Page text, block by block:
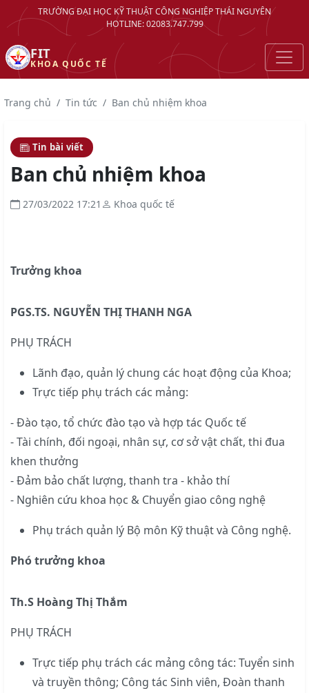
TRƯỜNG ĐẠI HỌC KỸ THUẬT CÔNG NGHIỆP THÁI NGUYÊN
HOTLINE: 02083.747.799
FIT
KHOA QUỐC TẾ
Trang chủ Tin tức Ban chủ nhiệm khoa
Tin bài viết
Ban chủ nhiệm khoa
27/03/2022 17:21 Khoa quốc tế
Trưởng khoa
PGS.TS. NGUYỄN THỊ THANH NGA
PHỤ TRÁCH
Lãnh đạo, quản lý chung các hoạt động của Khoa;
Trực tiếp phụ trách các mảng:
- Đào tạo, tổ chức đào tạo và hợp tác Quốc tế
- Tài chính, đối ngoại, nhân sự, cơ sở vật chất, thi đua
khen thưởng
- Đảm bảo chất lượng, thanh tra - khảo thí
- Nghiên cứu khoa học & Chuyển giao công nghệ
Phụ trách quản lý Bộ môn Kỹ thuật và Công nghệ.
Phó trưởng khoa
Th.S Hoàng Thị Thắm
PHỤ TRÁCH
Trực tiếp phụ trách các mảng công tác: Tuyển sinh
và truyền thông; Công tác Sinh viên, Đoàn thanh